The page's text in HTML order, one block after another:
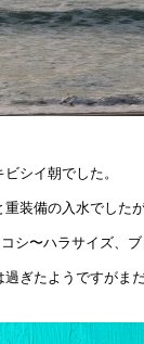
シイ朝でした。
装備の入水でした
シ〜ハラサイズ、
ぎたようですがま